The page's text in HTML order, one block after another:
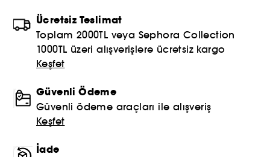
Ücretsiz Teslimat
Toplam 2000TL veya Sephora Collection
1000TL üzeri alışverişlere ücretsiz kargo
Keşfet
Güvenli Ödeme
Güvenli ödeme araçları ile alışveriş
Keşfet
İade